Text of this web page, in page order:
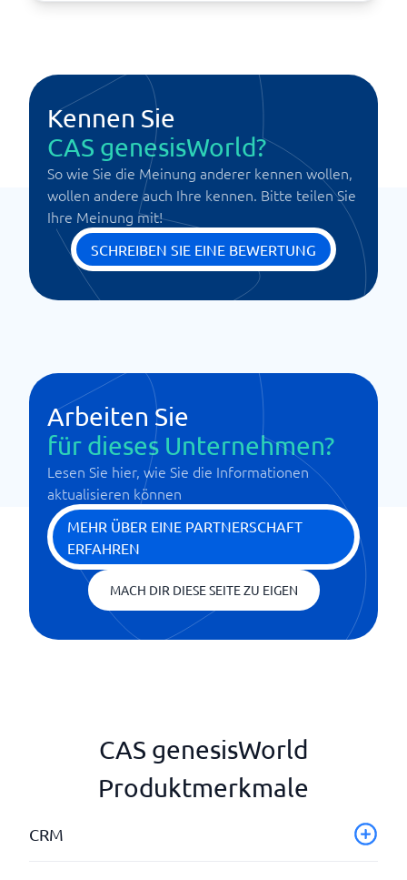
Kennen Sie
CAS genesisWorld?
So wie Sie die Meinung anderer kennen wollen,
wollen andere auch Ihre kennen. Bitte teilen Sie
Ihre Meinung mit!
SCHREIBEN SIE EINE BEWERTUNG
Arbeiten Sie
für dieses Unternehmen?
Lesen Sie hier, wie Sie die Informationen
aktualisieren können
MEHR ÜBER EINE PARTNERSCHAFT
ERFAHREN
MACH DIR DIESE SEITE ZU EIGEN
CAS genesisWorld
Produktmerkmale
CRM